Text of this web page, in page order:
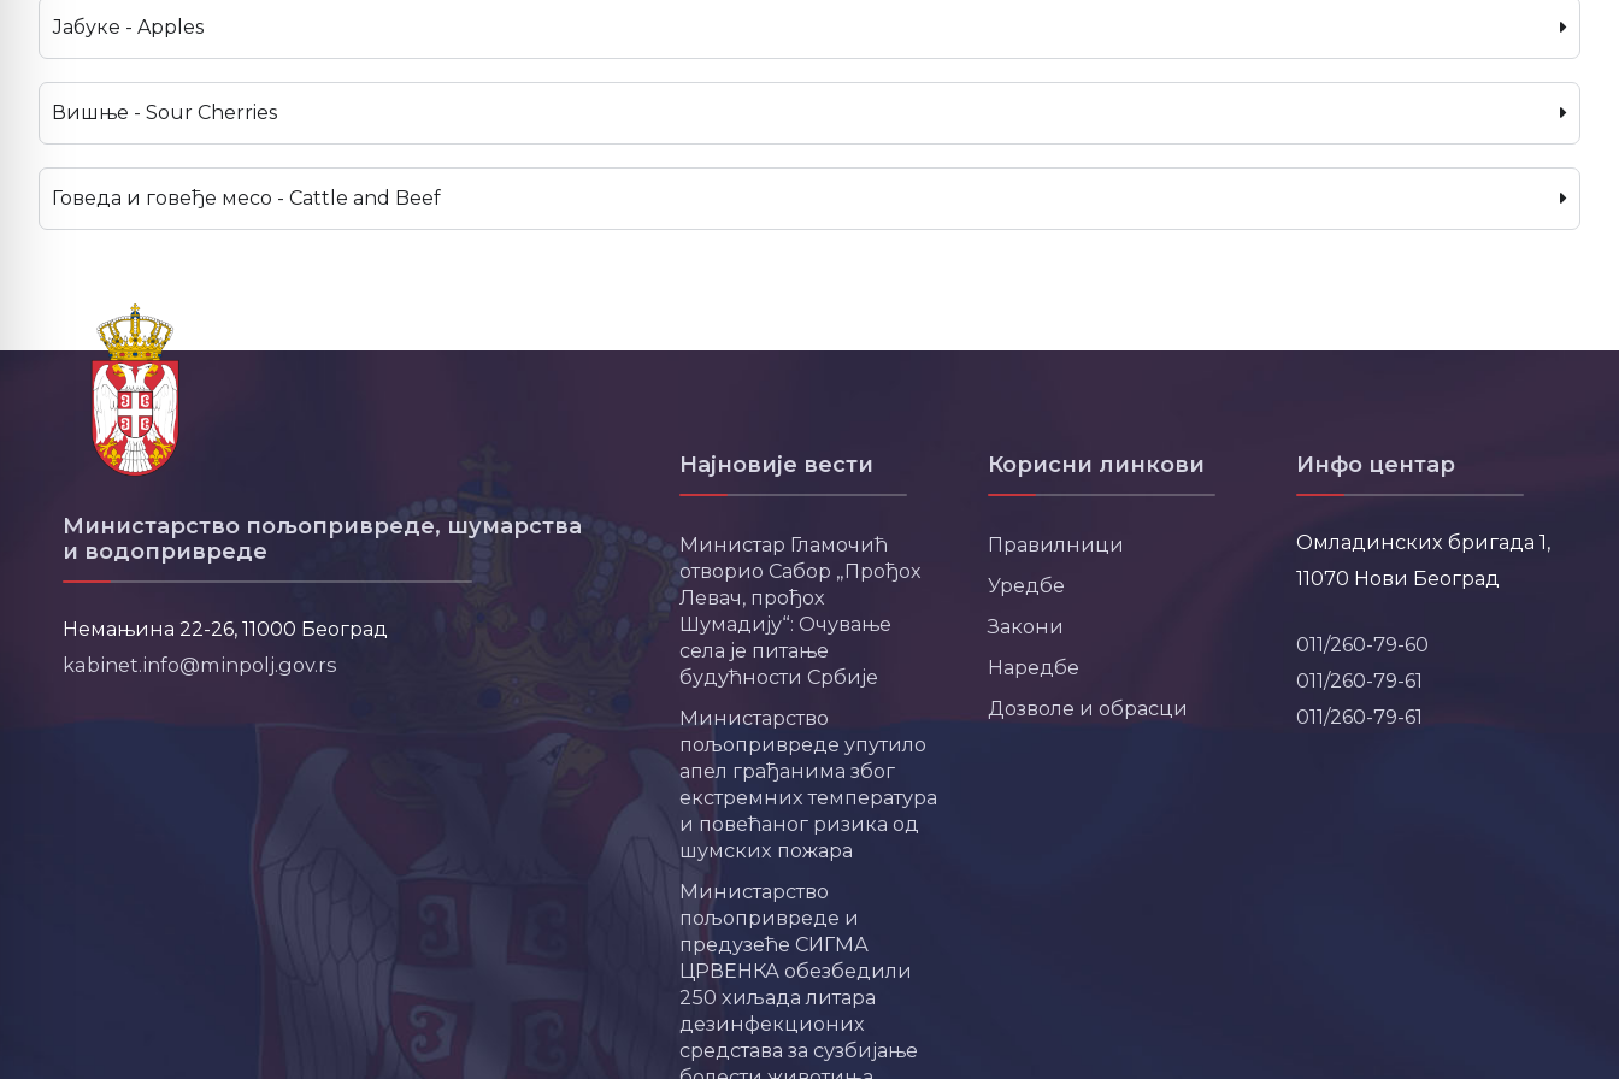
Јабуке - Apples
Вишње - Sour Cherries
Говеда и говеђе месо - Cattle and Beef
Министарство пољопривреде, шумарства
и водопривреде
Немањина 22-26, 11000 Београд
kabinet.info@minpolj.gov.rs
Најновије вести
Министар Гламочић
отворио Сабор „Прођох
Левач, прођох
Шумадију“: Очување
села је питање
будућности Србије
Министарство
пољопривреде упутило
апел грађанима због
екстремних температура
и повећаног ризика од
шумских пожара
Министарство
пољопривреде и
предузеће СИГМА
ЦРВЕНКА обезбедили
250 хиљада литара
дезинфекционих
средстава за сузбијање
Корисни линкови
Правилници
Уредбе
Закони
Наредбе
Дозволе и обрасци
Инфо центар
Омладинских бригада 1,
11070 Нови Београд
011/260-79-60
011/260-79-61
011/260-79-61